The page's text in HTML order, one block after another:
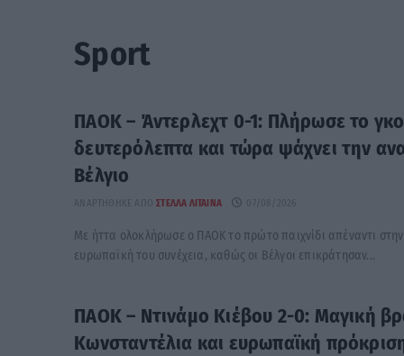
Sport
ΠΑΟΚ – Άντερλεχτ 0-1: Πλήρωσε το
δευτερόλεπτα και τώρα ψάχνει την
Βέλγιο
ΑΝΑΡΤΉΘΗΚΕ ΑΠΌ ΣΤΈΛΛΑ ΛΊΤΑΙΝΑ 07/08/2026
Με ήττα ολοκλήρωσε ο ΠΑΟΚ το πρώτο παιχνίδι απέναντι στην
ευρωπαϊκή του συνέχεια, καθώς οι Βέλγοι επικράτησαν...
ΠΑΟΚ – Ντινάμο Κιέβου 2-0: Μαγική
Κωνσταντέλια και ευρωπαϊκή